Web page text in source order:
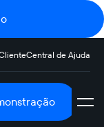
Central de Ajuda